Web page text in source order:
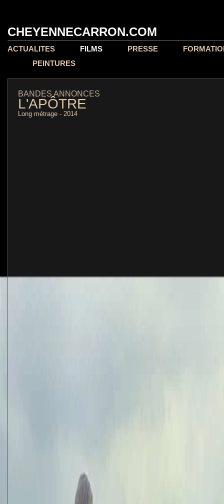
CHEYENNECARRON.COM
ACTUALITES FILMS PRESSE
PEINTURES
BANDES ANNONCES
L'APÔTRE
Long métrage - 2014